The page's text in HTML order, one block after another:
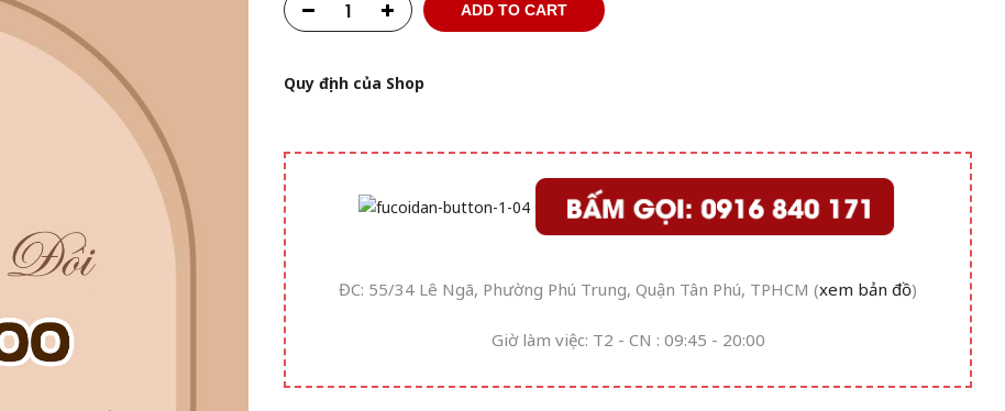
ADD TO CART
Quy định của Shop
ĐC: 55/34 Lê Ngã, Phường Phú Trung, Quận Tân Phú, TPHCM (xem bản đồ)
Giờ làm việc: T2 - CN : 09:45 - 20:00